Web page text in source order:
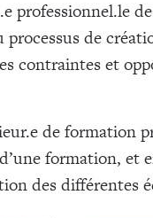
professionnel.le
de
contraintes et
de formation
formation, et
des différentes